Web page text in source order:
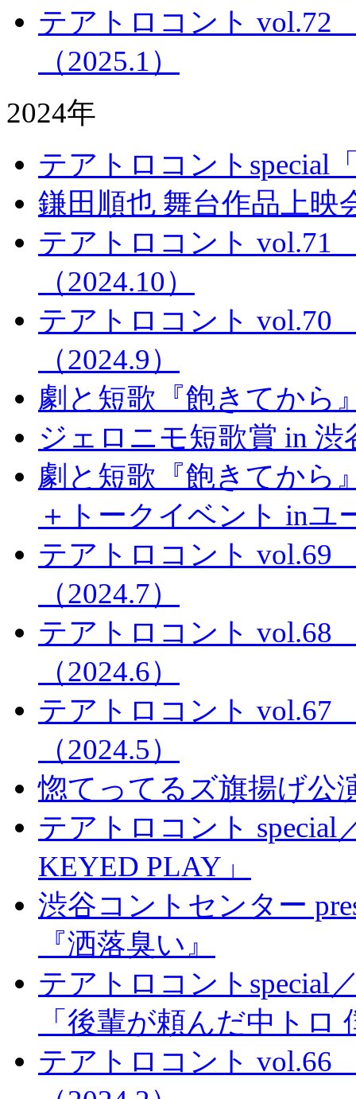
テアトロコント
（2025.1）
2024年
テアトロコントspecial
鎌田順也 舞台作品上映
テアトロコント
（2024.10）
テアトロコント
（2024.9）
劇と短歌『飽きてから
ジェロニモ短歌賞 in
劇と短歌『飽きてから
＋トークイベント inユ
テアトロコント
（2024.7）
テアトロコント
（2024.6）
テアトロコント
（2024.5）
惚てってるズ旗揚げ公
テアトロコント special
KEYED PLAY」
渋谷コントセンター
『洒落臭い』
テアトロコントspecial
「後輩が頼んだ中ト
テアトロコント